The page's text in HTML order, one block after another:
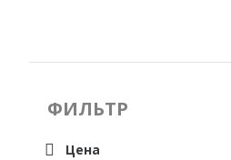
ФИЛЬТР
Цена